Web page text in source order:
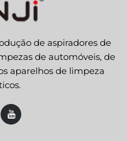
de aspiradores de
de automóveis, de
aparelhos de limpeza